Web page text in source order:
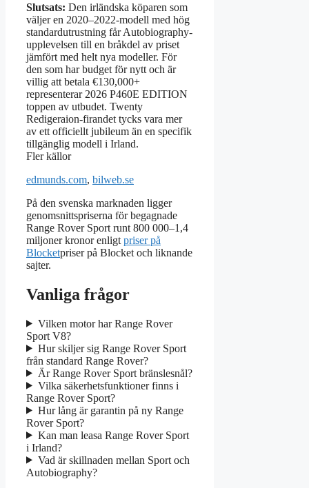
Slutsats: Den irländska köparen som
väljer en 2020–2022-modell med hög
standardutrustning får Autobiography-
upplevelsen till en bråkdel av priset
jämfört med helt nya modeller. För
den som har budget för nytt och är
villig att betala €130,000+
representerar 2026 P460E EDITION
toppen av utbudet. Twenty
Redigeraion-firandet tycks vara mer
av ett officiellt jubileum än en specifik
tillgänglig modell i Irland.
Fler källor
edmunds.com, bilweb.se
På den svenska marknaden ligger
genomsnittspriserna för begagnade
Range Rover Sport runt 800 000–1,4
miljoner kronor enligt priser på
Blocketpriser på Blocket och liknande
sajter.
Vanliga frågor
Vilken motor har Range Rover
Sport V8?
Hur skiljer sig Range Rover Sport
från standard Range Rover?
Är Range Rover Sport bränslesnål?
Vilka säkerhetsfunktioner finns i
Range Rover Sport?
Hur lång är garantin på ny Range
Rover Sport?
Kan man leasa Range Rover Sport
i Irland?
Vad är skillnaden mellan Sport och
Autobiography?